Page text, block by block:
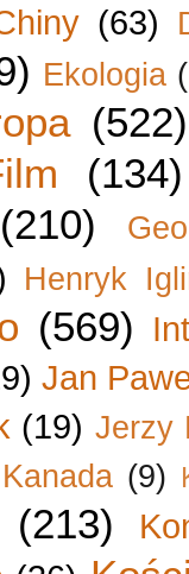
(63)
Ekologia
(522)
(134)
(210)
Henryk
(569)
Jan
(19) Jerzy
Kanada (9)
(213)